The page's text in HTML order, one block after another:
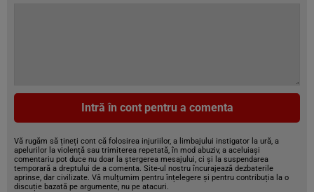
Intră în cont pentru a comenta
Vă rugăm să țineți cont că folosirea injuriilor, a limbajului instigator la ură, a
apelurilor la violență sau trimiterea repetată, în mod abuziv, a aceluiași
comentariu pot duce nu doar la ștergerea mesajului, ci și la suspendarea
temporară a dreptului de a comenta. Site-ul nostru încurajează dezbaterile
aprinse, dar civilizate. Vă mulțumim pentru înțelegere și pentru contribuția la o
discuție bazată pe argumente, nu pe atacuri.